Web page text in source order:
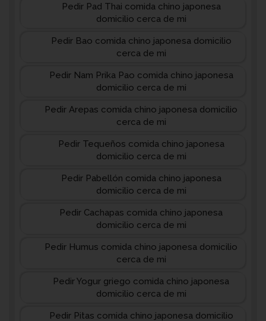
Pedir Pad Thai comida chino japonesa
domicilio cerca de mi
Pedir Bao comida chino japonesa domicilio
cerca de mi
Pedir Nam Prika Pao comida chino japonesa
domicilio cerca de mi
Pedir Arepas comida chino japonesa domicilio
cerca de mi
Pedir Tequeños comida chino japonesa
domicilio cerca de mi
Pedir Pabellón comida chino japonesa
domicilio cerca de mi
Pedir Cachapas comida chino japonesa
domicilio cerca de mi
Pedir Humus comida chino japonesa domicilio
cerca de mi
Pedir Yogur griego comida chino japonesa
domicilio cerca de mi
Pedir Pitas comida chino japonesa domicilio